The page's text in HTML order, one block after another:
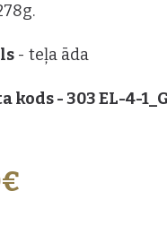
- teļa āda
kods - 303 EL-4-